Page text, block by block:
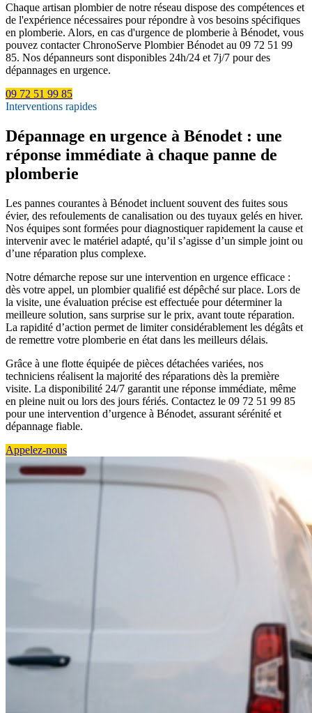
Chaque artisan plombier de notre réseau dispose des compétences et
de l'expérience nécessaires pour répondre à vos besoins spécifiques
en plomberie. Alors, en cas d'urgence de plomberie à Bénodet, vous
pouvez contacter ChronoServe Plombier Bénodet au 09 72 51 99
85. Nos dépanneurs sont disponibles 24h/24 et 7j/7 pour des
dépannages en urgence.
09 72 51 99 85
Interventions rapides
Dépannage en urgence à Bénodet : une
réponse immédiate à chaque panne de
plomberie
Les pannes courantes à Bénodet incluent souvent des fuites sous
évier, des refoulements de canalisation ou des tuyaux gelés en hiver.
Nos équipes sont formées pour diagnostiquer rapidement la cause et
intervenir avec le matériel adapté, qu’il s’agisse d’un simple joint ou
d’une réparation plus complexe.
Notre démarche repose sur une intervention en urgence efficace :
dès votre appel, un plombier qualifié est dépêché sur place. Lors de
la visite, une évaluation précise est effectuée pour déterminer la
meilleure solution, sans surprise sur le prix, avant toute réparation.
La rapidité d’action permet de limiter considérablement les dégâts et
de remettre votre plomberie en état dans les meilleurs délais.
Grâce à une flotte équipée de pièces détachées variées, nos
techniciens réalisent la majorité des réparations dès la première
visite. La disponibilité 24/7 garantit une réponse immédiate, même
en pleine nuit ou lors des jours fériés. Contactez le 09 72 51 99 85
pour une intervention d’urgence à Bénodet, assurant sérénité et
dépannage fiable.
Appelez-nous